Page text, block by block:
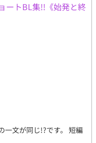
ートBL集!!《始発と終
一文が同じ!?です。 短編